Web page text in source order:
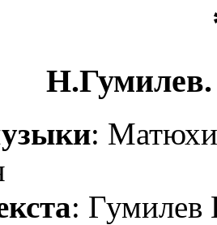
:
: Гумилев